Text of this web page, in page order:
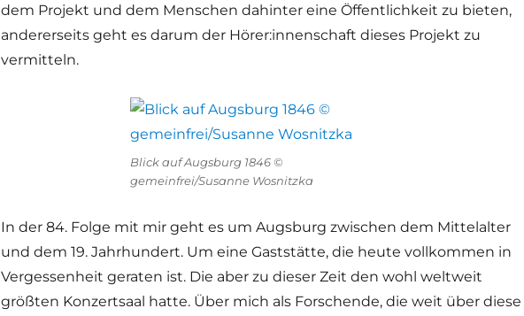
dem Projekt und dem Menschen dahinter eine Öffentlichkeit zu bieten,
andererseits geht es darum der Hörer:innenschaft dieses Projekt zu
vermitteln.
Blick auf Augsburg 1846 ©
gemeinfrei/Susanne Wosnitzka
In der 84. Folge mit mir geht es um Augsburg zwischen dem Mittelalter
und dem 19. Jahrhundert. Um eine Gaststätte, die heute vollkommen in
Vergessenheit geraten ist. Die aber zu dieser Zeit den wohl weltweit
größten Konzertsaal hatte. Über mich als Forschende, die weit über diese